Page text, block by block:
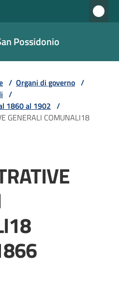
Possidonio
/ Organi di governo /
/
1860 al 1902 /
GENERALI COMUNALI18